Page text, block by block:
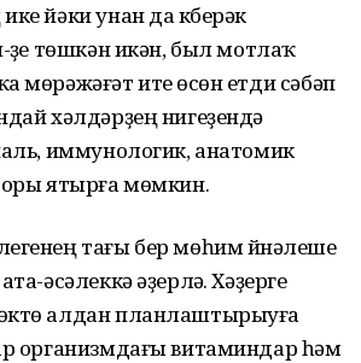
йәки унан да күберәк
үҙе төшкән икән, был мотлаҡ
мөрәжәғәт итеү өсөн етди сәбәп
хәлдәрҙең нигеҙендә
иммунологик, анатомик
ятырға мөмкин.
тағы бер мөһим йүнәлеше
әсәлеккә әҙерләү. Хәҙерге
алдан планлаштырыуға
организмдағы витаминдар һәм